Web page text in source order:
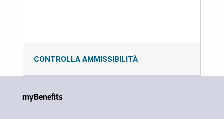
CONTROLLA AMMISSIBILITÀ
myBenefits